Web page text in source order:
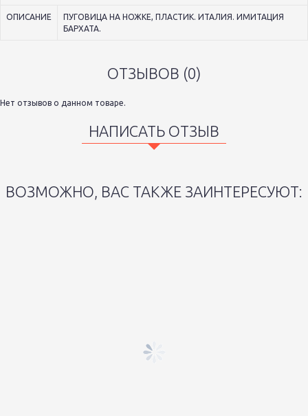
ОПИСАНИЕ
ПУГОВИЦА НА НОЖКЕ, ПЛАСТИК. ИТАЛИЯ. ИМИТАЦИЯ
БАРХАТА.
ОТЗЫВОВ (0)
Нет отзывов о данном товаре.
НАПИСАТЬ ОТЗЫВ
ВОЗМОЖНО, ВАС ТАКЖЕ ЗАИНТЕРЕСУЮТ: